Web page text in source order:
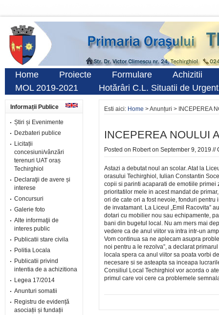
Home Proiecte Formulare
Achizitii
MOL 2019-2021
Hotărâri C.L. Situatii de
Informații Publice
Știri și Evenimente
Dezbateri publice
Licitații
concesiuni/vânzări
terenuri UAT oraș
Techirghiol
Declaraţii de avere și
interese
Concursuri
Galerie foto
Alte informaţii de
interes public
Publicatii stare civila
Politia Locala
Publicatii privind
intentia de a achizitiona
Legea 17/2014
Anunturi somatii
Registru de evidență
asociații și fundații
Esti aici: Home > Anunțuri > INCEPEREA
INCEPEREA NOULUI
Posted on Roberton September 9, 2019 //
Astazi a debutat noul an scolar. Atat la
orasului Techirghiol, Iulian Constantin
copii si parinti acaparati de emotiile primei
prioritatilor mele in acest mandat de
ori de cate ori a fost nevoie, fonduri
de invatamant. La Liceul „Emil Racovita”
dotari cu mobilier nou sau echipamente,
bani din bugetul local. Nu am mers mai
vedere ca de anul viitor va intra intr-un
Vom continua sa ne aplecam asupra
noi pentru a le rezolva”, a declarat
locala spera ca anul viitor sa poata vorbi
necesare si se asteapta sa inceapa
Consiliul Local Techirghiol vor acorda o
primul care voi cere ca problemele